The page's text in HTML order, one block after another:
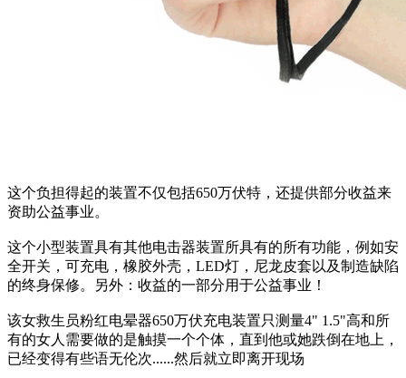
这个负担得起的装置不仅包括650万伏特，还提供部分收益来
资助公益事业。
这个小型装置具有其他电击器装置所具有的所有功能，例如安
全开关，可充电，橡胶外壳，LED灯，尼龙皮套以及制造缺陷
的终身保修。另外：收益的一部分用于公益事业！
该女救生员粉红电晕器650万伏充电装置只测量4" 1.5"高和所
有的女人需要做的是触摸一个个体，直到他或她跌倒在地上，
已经变得有些语无伦次......然后就立即离开现场